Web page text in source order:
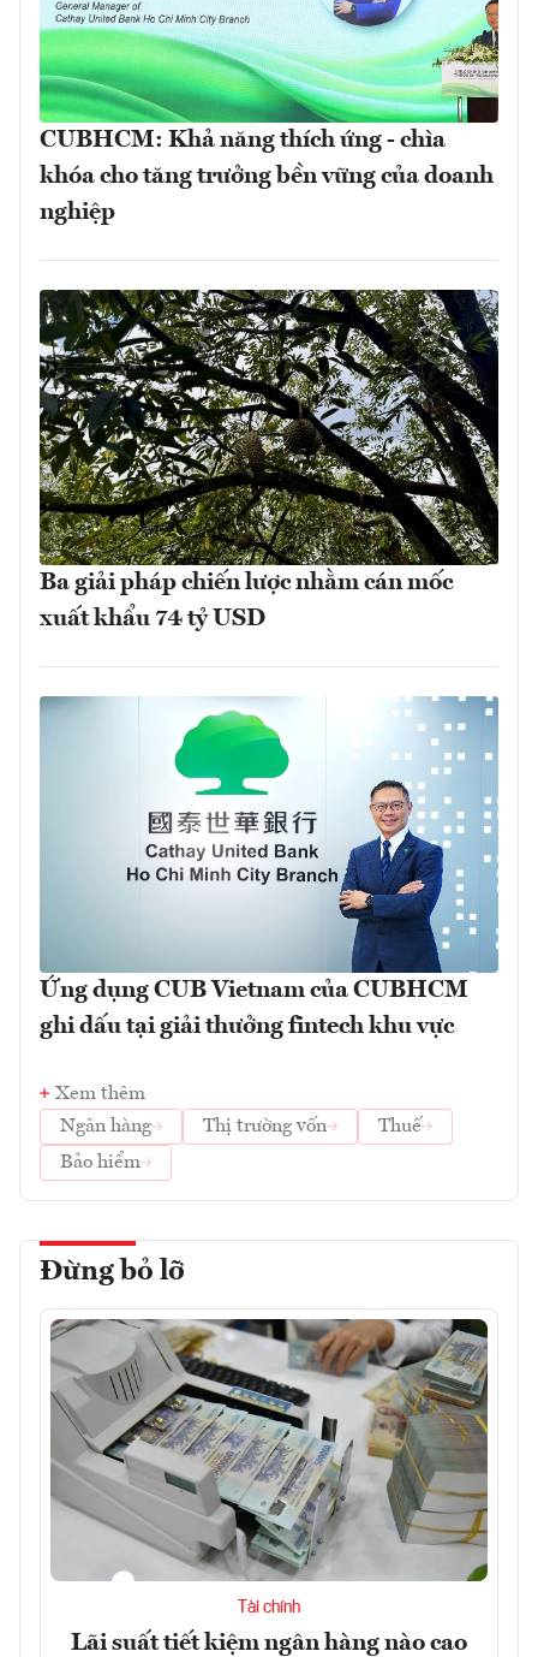
CUBHCM: Khả năng thích ứng - chìa
khóa cho tăng trưởng bền vững của doanh
nghiệp
Ba giải pháp chiến lược nhằm cán mốc
xuất khẩu 74 tỷ USD
Ứng dụng CUB Vietnam của CUBHCM
ghi dấu tại giải thưởng fintech khu vực
Xem thêm
Ngân hàng
Thị trường vốn
Thuế
Bảo hiểm
Đừng bỏ lỡ
Tài chính
Lãi suất tiết kiệm ngân hàng nào cao